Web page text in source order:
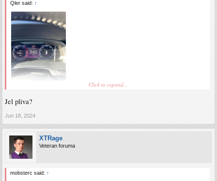
Qler said: ↑
Click to expand...
Jel pliva?
Jun 18, 2024
XTRage
Veteran foruma
mobsterc said: ↑